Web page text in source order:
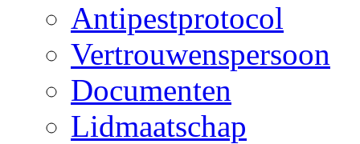
Antipestprotocol
Vertrouwenspersoon
Documenten
Lidmaatschap